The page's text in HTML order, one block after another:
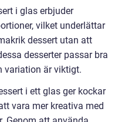
i glas erbjuder
vilket underlättar
dessert utan att
desserter passar bra
variation är viktigt.
i ett glas ger kockar
vara mer kreativa med